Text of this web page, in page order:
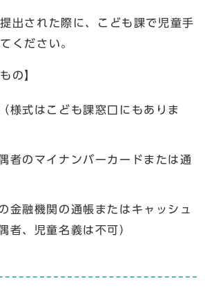
出された際に、こども課で児童手
ください。
の】
様式はこども課窓口にもありま
者のマイナンバーカードまたは通
金融機関の通帳またはキャッシュ
者、児童名義は不可）